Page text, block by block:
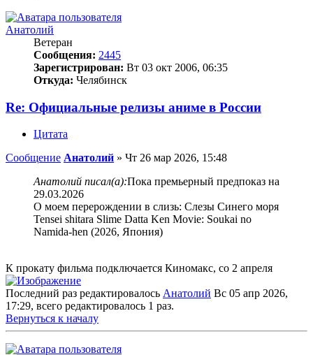
Анатолий
Ветеран
Сообщения: 2445
Зарегистрирован: Вт 03 окт 2006, 06:35
Откуда: Челябинск
Re: Официальные релизы аниме в России
Цитата
Сообщение Анатолий » Чт 26 мар 2026, 15:48
Анатолий писал(а):Пока премьерный предпоказ на
29.03.2026
О моем перерождении в слизь: Слезы Синего моря
Tensei shitara Slime Datta Ken Movie: Soukai no
Namida-hen (2026, Япония)
К прокату фильма подключается Киномакс, со 2 апреля
Последний раз редактировалось Анатолий Вс 05 апр 2026,
17:29, всего редактировалось 1 раз.
Вернуться к началу